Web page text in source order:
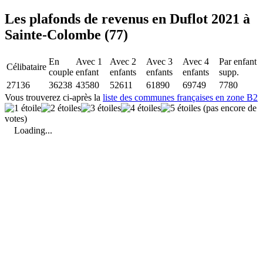
Les plafonds de revenus en Duflot 2021 à
Sainte-Colombe (77)
Célibataire
En
couple
Avec 1
enfant
Avec 2
enfants
Avec 3
enfants
Avec 4
enfants
Par enfant
supp.
27136
36238 43580 52611 61890 69749
7780
Vous trouverez ci-après la liste des communes françaises en zone B2
(pas encore de
votes)
Loading...